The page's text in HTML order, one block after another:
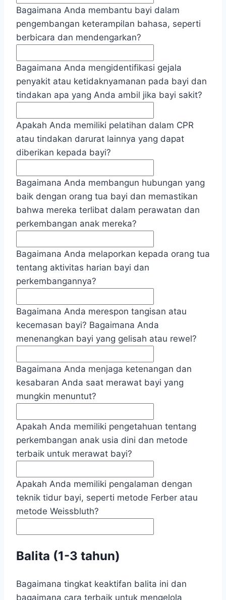
Bagaimana Anda membantu bayi dalam
pengembangan keterampilan bahasa, seperti
berbicara dan mendengarkan?
Bagaimana Anda mengidentifikasi gejala
penyakit atau ketidaknyamanan pada bayi dan
tindakan apa yang Anda ambil jika bayi sakit?
Apakah Anda memiliki pelatihan dalam CPR
atau tindakan darurat lainnya yang dapat
diberikan kepada bayi?
Bagaimana Anda membangun hubungan yang
baik dengan orang tua bayi dan memastikan
bahwa mereka terlibat dalam perawatan dan
perkembangan anak mereka?
Bagaimana Anda melaporkan kepada orang tua
tentang aktivitas harian bayi dan
perkembangannya?
Bagaimana Anda merespon tangisan atau
kecemasan bayi? Bagaimana Anda
menenangkan bayi yang gelisah atau rewel?
Bagaimana Anda menjaga ketenangan dan
kesabaran Anda saat merawat bayi yang
mungkin menuntut?
Apakah Anda memiliki pengetahuan tentang
perkembangan anak usia dini dan metode
terbaik untuk merawat bayi?
Apakah Anda memiliki pengalaman dengan
teknik tidur bayi, seperti metode Ferber atau
metode Weissbluth?
Balita (1-3 tahun)
Bagaimana tingkat keaktifan balita ini dan
bagaimana cara terbaik untuk mengelola